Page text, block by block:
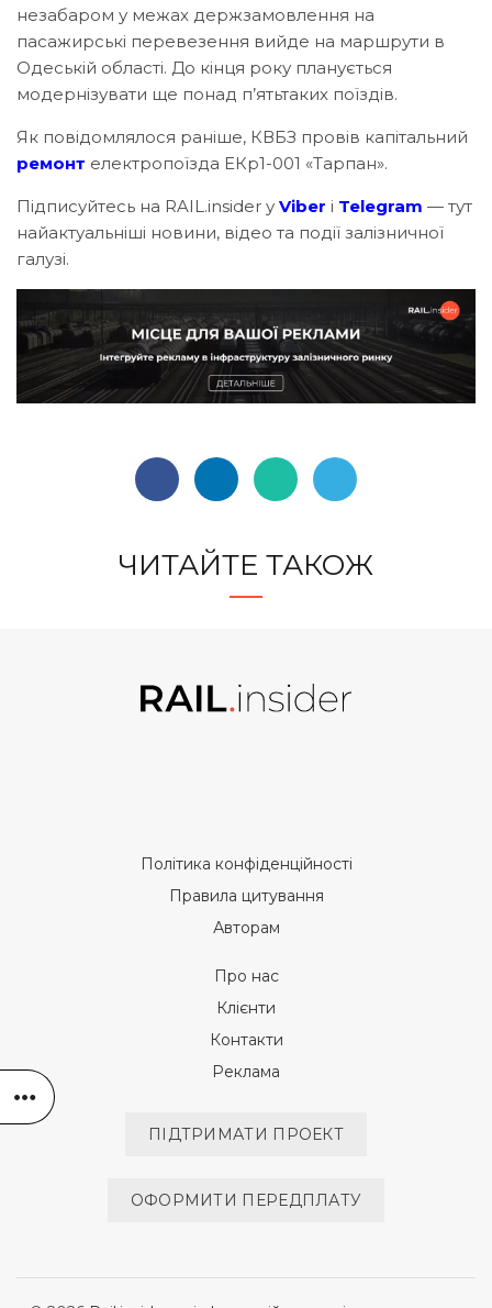
незабаром у межах держзамовлення на
пасажирські перевезення вийде на маршрути в
Одеській області. До кінця року планується
модернізувати ще понад п’ятьтаких поїздів.
Як повідомлялося раніше, КВБЗ провів капітальний
ремонт електропоїзда ЕКр1-001 «Тарпан».
Підписуйтесь на RAIL.insider у Viber і Telegram — тут
найактуальніші новини, відео та події залізничної
галузі.
ЧИТАЙТЕ ТАКОЖ
Політика конфіденційності
Правила цитування
Авторам
Про нас
Клієнти
Контакти
Реклама
ПІДТРИМАТИ ПРОЕКТ
ОФОРМИТИ ПЕРЕДПЛАТУ